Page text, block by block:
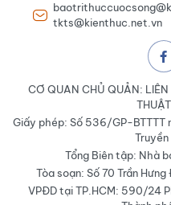
tkts@kienthuc.net.vn
CƠ QUAN CHỦ QUẢN: LIÊN
Giấy phép: Số 536/GP-BTTTT
Tổng Biên tập: Nhà
Tòa soạn: Số 70 Trần
VPĐD tại TP.HCM: 590/24